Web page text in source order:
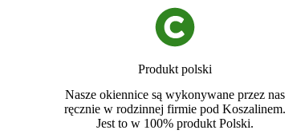
Produkt polski
Nasze okiennice są wykonywane przez nas
ręcznie w rodzinnej firmie pod Koszalinem.
Jest to w 100% produkt Polski.